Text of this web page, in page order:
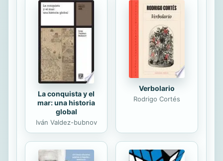
juegan los líderes en el proceso de
transformación de una empresa.
También tendrás capacidad de liderar
el cambio a través de la aplicación de
las herramientas Lean Six Sigma.
Algunos de sus beneficios son: •
La conquista y el
mar: una historia
global
Iván Valdez-bubnov
Verbolario
Rodrigo Cortés